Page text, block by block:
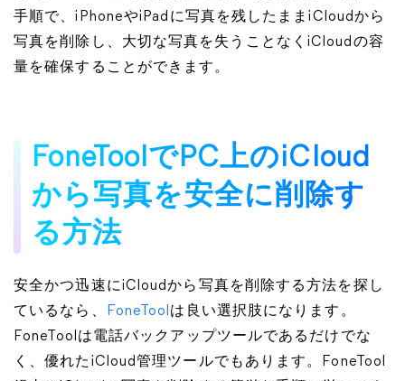
手順で、iPhoneやiPadに写真を残したままiCloudから
写真を削除し、大切な写真を失うことなくiCloudの容
量を確保することができます。
FoneToolでPC上のiCloud
から写真を安全に削除す
る方法
安全かつ迅速にiCloudから写真を削除する方法を探し
ているなら、
FoneTool は良い選択肢になります。
FoneToolは電話バックアップツールであるだけでな
く、優れたiCloud管理ツールでもあります。FoneTool